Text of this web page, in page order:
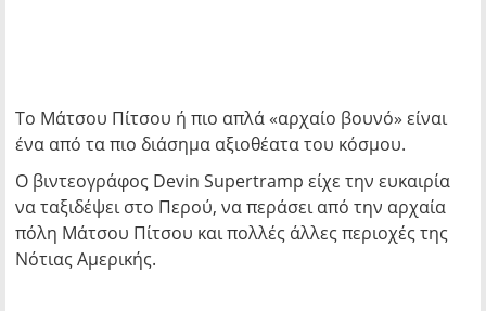
Το Μάτσου Πίτσου ή πιο απλά «αρχαίο βουνό» είναι
ένα από τα πιο διάσημα αξιοθέατα του κόσμου.
Ο βιντεογράφος Devin Supertramp είχε την ευκαιρία
να ταξιδέψει στο Περού, να περάσει από την αρχαία
πόλη Μάτσου Πίτσου και πολλές άλλες περιοχές της
Νότιας Αμερικής.